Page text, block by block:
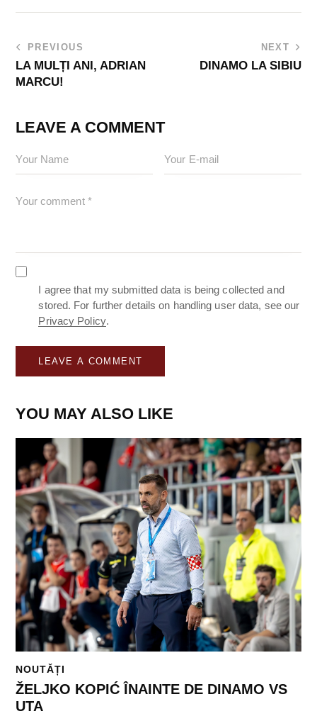
PREVIOUS
LA MULȚI ANI, ADRIAN
MARCU!
NEXT
DINAMO LA SIBIU
LEAVE A COMMENT
I agree that my submitted data is being collected and
stored. For further details on handling user data, see our
Privacy Policy.
YOU MAY ALSO LIKE
NOUTĂȚI
ŽELJKO KOPIĆ ÎNAINTE DE DINAMO VS
UTA